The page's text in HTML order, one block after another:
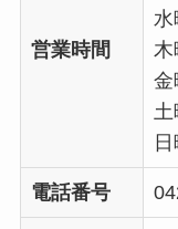
営業時間
金
電話番号